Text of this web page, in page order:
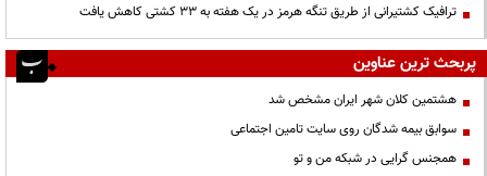
ترافیک کشتیرانی از طریق تنگه هرمز در یک هفته به ۳۳ کشتی کاهش یافت
پربحث ترین عناوین
هشتمین کلان شهر ایران مشخص شد
سوابق بیمه شدگان روی سایت تامین اجتماعی
همجنس گرایی در شبکه من و تو